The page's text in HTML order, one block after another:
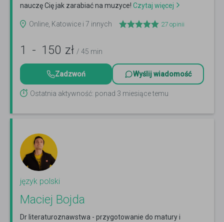
nauczę Cię jak zarabiać na muzyce! Czytaj więcej
Online, Katowice i 7 innych 27 opinii
1 - 150 zł / 45 min
Zadzwoń Wyślij wiadomość
Ostatnia aktywność: ponad 3 miesiące temu
język polski
Maciej Bojda
Dr literaturoznawstwa - przygotowanie do matury i